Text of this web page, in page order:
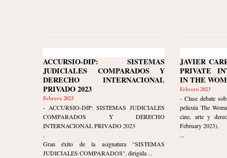
ACCURSIO-DIP: SISTEMAS
JUDICIALES COMPARADOS Y
DERECHO INTERNACIONAL
PRIVADO 2023
Febrero 2023
- ACCURSIO-DIP: SISTEMAS JUDICIALES
COMPARADOS Y DERECHO
INTERNACIONAL PRIVADO 2023
.
Gran éxito de la asignatura "SISTEMAS
JUDICIALES COMPARADOS", dirigida ...
JAVIER
PRIVATE
IN THE
Febrero 2023
- Clase debate
película The
cine, arte y
February 2023).
...